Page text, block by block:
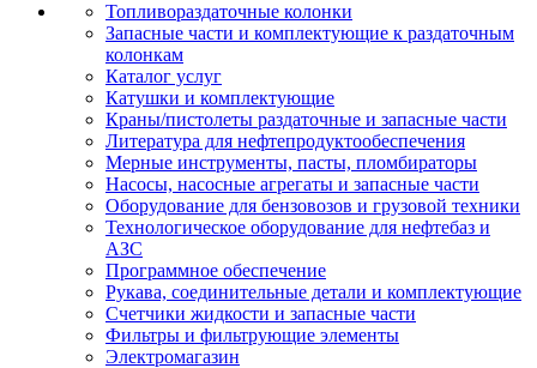
Топливораздаточные колонки
Запасные части и комплектующие к раздаточным
колонкам
Каталог услуг
Катушки и комплектующие
Краны/пистолеты раздаточные и запасные части
Литература для нефтепродуктообеспечения
Мерные инструменты, пасты, пломбираторы
Насосы, насосные агрегаты и запасные части
Оборудование для бензовозов и грузовой техники
Технологическое оборудование для нефтебаз и
АЗС
Программное обеспечение
Рукава, соединительные детали и комплектующие
Счетчики жидкости и запасные части
Фильтры и фильтрующие элементы
Электромагазин